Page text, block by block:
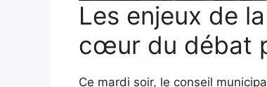
Les enjeux de
cœur du débat
Ce mardi soir, le conseil